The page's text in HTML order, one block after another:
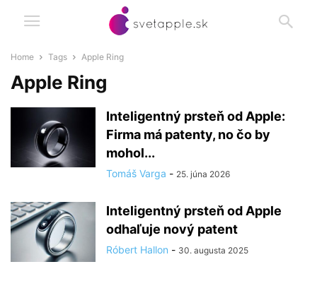
Home Tags Apple Ring
Apple Ring
Inteligentný prsteň od Apple:
Firma má patenty, no čo by
mohol...
Tomáš Varga - 25. júna 2026
Inteligentný prsteň od Apple
odhaľuje nový patent
Róbert Hallon - 30. augusta 2025